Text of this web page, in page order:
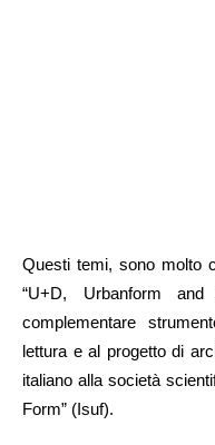
Questi temi, sono molto
“U+D, Urbanform
complementare
lettura e al progetto di
italiano alla società
Form” (Isuf).